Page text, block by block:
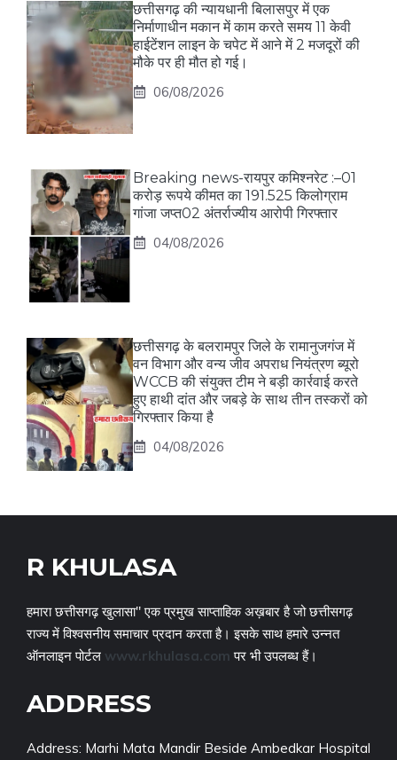
छत्तीसगढ़ की न्यायधानी बिलासपुर में एक
निर्माणाधीन मकान में काम करते समय 11 केवी
हाईटेंशन लाइन के चपेट में आने में 2 मजदूरों की
मौके पर ही मौत हो गई।
06/08/2026
Breaking news-रायपुर कमिश्नरेट :–01
करोड़ रूपये कीमत का 191.525 किलोग्राम
गांजा जप्त02 अंतर्राज्यीय आरोपी गिरफ्तार
04/08/2026
छत्तीसगढ़ के बलरामपुर जिले के रामानुजगंज में
वन विभाग और वन्य जीव अपराध नियंत्रण ब्यूरो
WCCB की संयुक्त टीम ने बड़ी कार्रवाई करते
हुए हाथी दांत और जबड़े के साथ तीन तस्करों को
गिरफ्तार किया है
04/08/2026
R KHULASA
हमारा छत्तीसगढ़ खुलासा" एक प्रमुख साप्ताहिक अख़बार है जो छत्तीसगढ़
राज्य में विश्वसनीय समाचार प्रदान करता है। इसके साथ हमारे उन्नत
ऑनलाइन पोर्टल www.rkhulasa.com पर भी उपलब्ध हैं।
ADDRESS
Address: Marhi Mata Mandir Beside Ambedkar Hospital